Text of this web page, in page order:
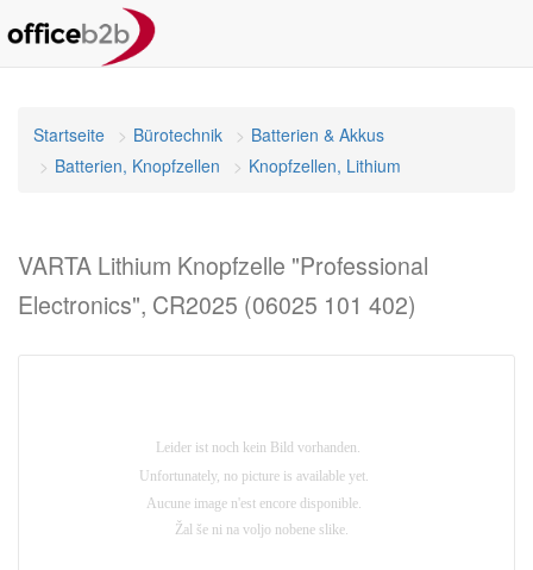
Startseite Bürotechnik
Batterien & Akkus
Batterien, Knopfzellen
Knopfzellen, Lithium
VARTA Lithium Knopfzelle "Professional
Electronics", CR2025 (06025 101 402)